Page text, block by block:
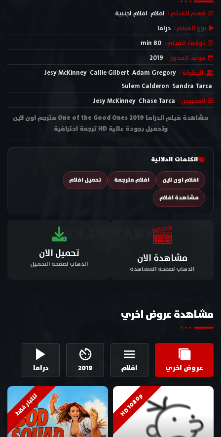
قسم الفيلم : افلام افلام اجنبية
نوع الفيلم : دراما
توقيت الفيلم : 80 min
موعد الصدور : 2019
البطولة : Adam Gregory
Callie Gilbert
Jesy McKinney
Sandra Tarca
Sulem Calderon
المخرجين : Chase Tarca
Jesy McKinney
مشاهدة فيلم الدراما One of the Good Ones 2019 مترجم اون لاين
وتحميل بجودة عالية HD ترجمة احترافية
الكلمات الدلالية
افلام اون لاين افلام مترجمة
تحميل افلام
مشاهدة افلام
مشاهدة الان
الذهاب لصفحة المشاهدة
تحميل الان
الذهاب لصفحة التحميل
مشاهدة عروض اخري
عروض اخري افلام 2019 دراما
HD 1080p للكبار فقط